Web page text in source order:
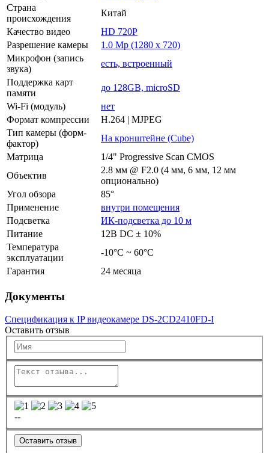
Страна
происхождения
Китай
Качество видео
HD 720P
Разрешение камеры
1.0 Mp (1280 x 720)
Микрофон (запись
звука)
есть, встроенный
Поддержка карт
памяти
до 128GB, microSD
Wi-Fi (модуль)
нет
Формат компрессии
H.264 | MJPEG
Тип камеры (форм-
фактор)
На кронштейне (Cube)
Матрица
1/4" Progressive Scan CMOS
Объектив
2.8 мм @ F2.0 (4 мм, 6 мм, 12 мм
опционально)
Угол обзора
85°
Применение
внутри помещения
Подсветка
ИК-подсветка до 10 м
Питание
12В DC ± 10%
Температура
эксплуатации
-10°C ~ 60°C
Гарантия
24 месяца
Документы
Спецификация к IP видеокамере DS-2CD2410FD-I
Оставить отзыв
--
Оставить отзыв